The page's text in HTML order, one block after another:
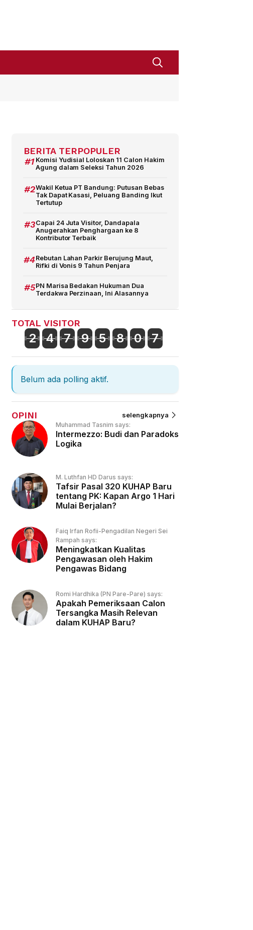
BERITA TERPOPULER
#1 Komisi Yudisial Loloskan 11 Calon Hakim
Agung dalam Seleksi Tahun 2026
#2Wakil Ketua PT Bandung: Putusan Bebas
Tak Dapat Kasasi, Peluang Banding Ikut
Tertutup
#3Capai 24 Juta Visitor, Dandapala
Anugerahkan Penghargaan ke 8
Kontributor Terbaik
#4Rebutan Lahan Parkir Berujung Maut,
Rifki di Vonis 9 Tahun Penjara
#5PN Marisa Bedakan Hukuman Dua
Terdakwa Perzinaan, Ini Alasannya
TOTAL VISITOR
2 4 7 9 5 8 0 7
Belum ada polling aktif.
OPINI selengkapnya
Muhammad Tasnim says:
Intermezzo: Budi dan Paradoks
Logika
M. Luthfan HD Darus says:
Tafsir Pasal 320 KUHAP Baru
tentang PK: Kapan Argo 1 Hari
Mulai Berjalan?
Faiq Irfan Rofii-Pengadilan Negeri Sei
Rampah says:
Meningkatkan Kualitas
Pengawasan oleh Hakim
Pengawas Bidang
Romi Hardhika (PN Pare-Pare) says:
Apakah Pemeriksaan Calon
Tersangka Masih Relevan
dalam KUHAP Baru?